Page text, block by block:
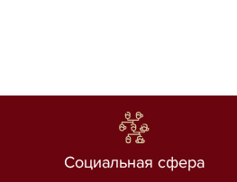
Социальная сфера